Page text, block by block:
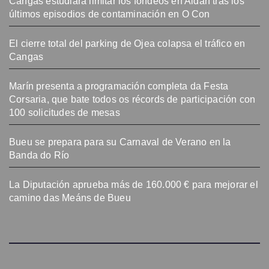
últimos episodios de contaminación en O Con
El cierre total del parking de Ojea colapsa el tráfico en
Cangas
Marín presenta a programación completa da Festa
Corsaria, que bate todos os récords de participación con
100 solicitudes de mesas
Bueu se prepara para su Carnaval de Verano en la
Banda do Río
La Diputación aprueba más de 160.000 € para mejorar el
camino das Meáns de Bueu